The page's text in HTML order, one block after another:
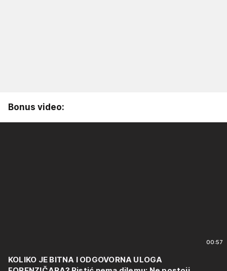
Bonus video:
00:57
KOLIKO JE BITNA I ODGOVORNA ULOGA